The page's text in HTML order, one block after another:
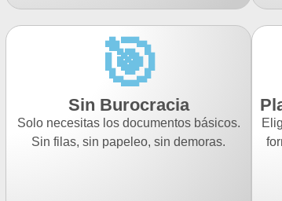
🎯
Sin Burocracia
Solo necesitas los documentos básicos.
Sin filas, sin papeleo, sin demoras.